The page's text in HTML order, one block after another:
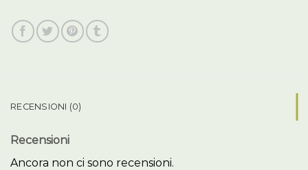
RECENSIONI (0)
Recensioni
Ancora non ci sono recensioni.